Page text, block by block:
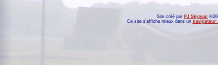
Site créé par PJ Skyman
Ce site s'affiche mieux dans un navigateur